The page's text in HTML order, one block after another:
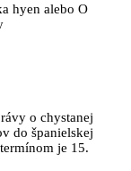
hyen alebo O
o chystanej
do španielskej
je 15.